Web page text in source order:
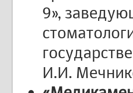
9»,
И.И.